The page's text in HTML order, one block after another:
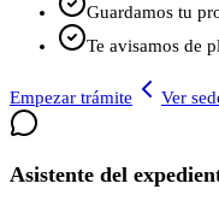
Guardamos tu
Te avisamos de
Empezar trámite Ver
Asistente del